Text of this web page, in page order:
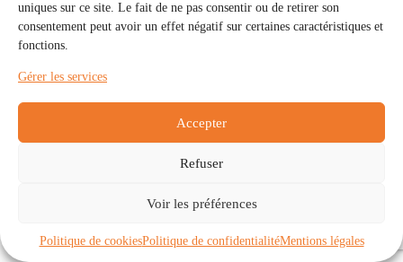
uniques sur ce site. Le fait de ne pas consentir ou de retirer son
consentement peut avoir un effet négatif sur certaines caractéristiques et
fonctions.
Gérer les services
Accepter
Refuser
Voir les préférences
Politique de cookiesPolitique de confidentialitéMentions légales
Communautés
À propos
Politique de cookies (UE)